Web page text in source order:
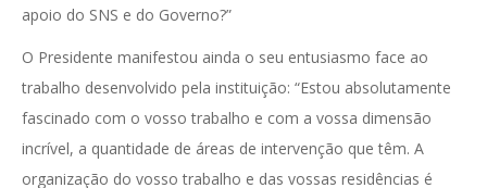
apoio do SNS e do Governo?”
O Presidente manifestou ainda o seu entusiasmo face ao
trabalho desenvolvido pela instituição: “Estou absolutamente
fascinado com o vosso trabalho e com a vossa dimensão
incrível, a quantidade de áreas de intervenção que têm. A
organização do vosso trabalho e das vossas residências é